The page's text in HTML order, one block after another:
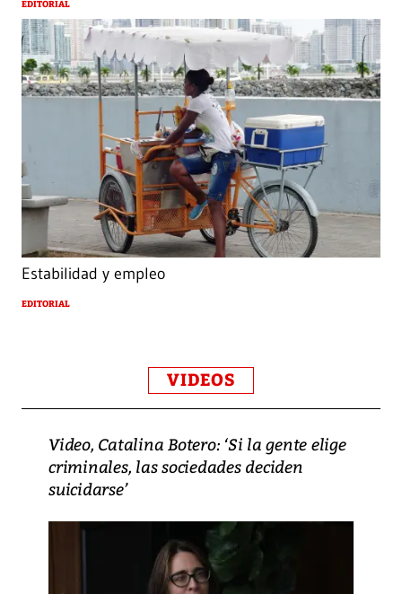
EDITORIAL
Estabilidad y empleo
EDITORIAL
VIDEOS
Video, Catalina Botero: ‘Si la gente elige
criminales, las sociedades deciden
suicidarse’